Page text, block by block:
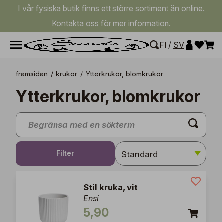
I vår fysiska butik finns ett större sortiment än online.
Kontakta oss för mer information.
FI / SV
framsidan / krukor / Ytterkrukor, blomkrukor
Ytterkrukor, blomkrukor
Filter
Stil kruka, vit
Ensi
5,90